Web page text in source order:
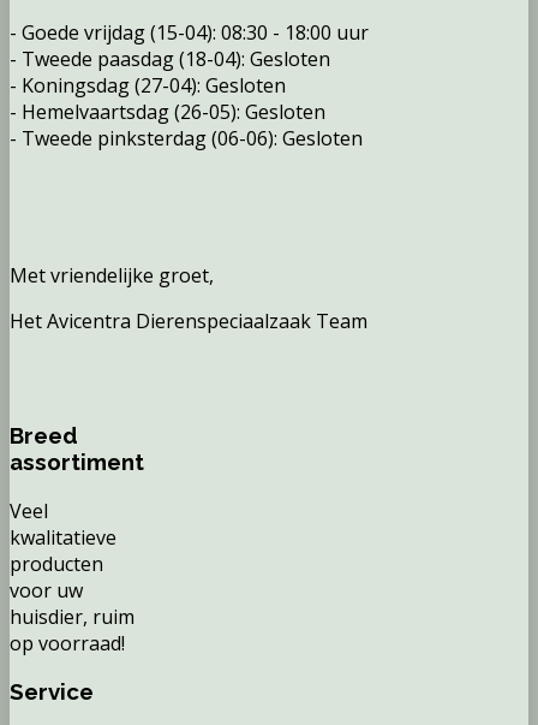
- Goede vrijdag (15-04): 08:30 - 18:00 uur
- Tweede paasdag (18-04): Gesloten
- Koningsdag (27-04): Gesloten
- Hemelvaartsdag (26-05): Gesloten
- Tweede pinksterdag (06-06): Gesloten
Met vriendelijke groet,
Het Avicentra Dierenspeciaalzaak Team
Breed
assortiment
Veel
kwalitatieve
producten
voor uw
huisdier, ruim
op voorraad!
Service